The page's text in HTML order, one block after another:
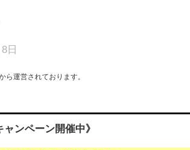
日
ら運営されております。
ャンペーン開催中》